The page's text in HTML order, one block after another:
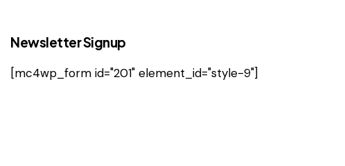
Newsletter Signup
[mc4wp_form id="201" element_id="style-9"]